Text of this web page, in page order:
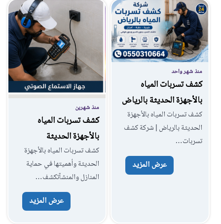
منذ شهر واحد
كشف تسربات المياه
بالأجهزة الحديثة بالرياض
كشف تسربات المياه بالأجهزة
الحديثة بالرياض | شركة كشف
تسربات…
عرض المزيد
منذ شهرين
كشف تسربات المياه
بالأجهزة الحديثة
كشف تسربات المياه بالأجهزة
الحديثة وأهميتها في حماية
المنازل والمنشآتكشف…
عرض المزيد